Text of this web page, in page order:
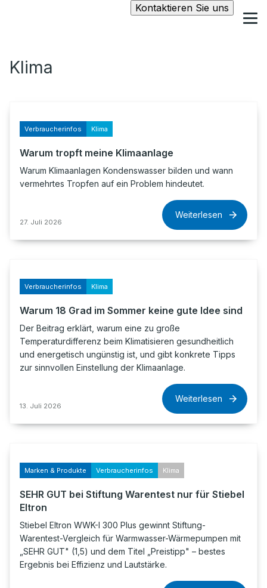
Kontaktieren Sie uns
Klima
Verbraucherinfos Klima
Warum tropft meine Klimaanlage
Warum Klimaanlagen Kondenswasser bilden und wann
vermehrtes Tropfen auf ein Problem hindeutet.
27. Juli 2026
Weiterlesen
Verbraucherinfos Klima
Warum 18 Grad im Sommer keine gute Idee sind
Der Beitrag erklärt, warum eine zu große
Temperaturdifferenz beim Klimatisieren gesundheitlich
und energetisch ungünstig ist, und gibt konkrete Tipps
zur sinnvollen Einstellung der Klimaanlage.
13. Juli 2026
Weiterlesen
Marken & Produkte Verbraucherinfos Klima
SEHR GUT bei Stiftung Warentest nur für Stiebel
Eltron
Stiebel Eltron WWK-I 300 Plus gewinnt Stiftung-
Warentest-Vergleich für Warmwasser-Wärmepumpen mit
„SEHR GUT" (1,5) und dem Titel „Preistipp" – bestes
Ergebnis bei Effizienz und Lautstärke.